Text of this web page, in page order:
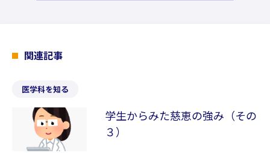
関連記事
医学科を知る
学生からみた慈恵の強み（その
３）